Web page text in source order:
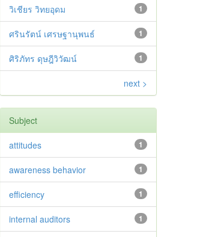
1
วิเชียร วิทยอุดม
1
ศรินรัตน์ เศรษฐานุพนธ์
1
ศิริภัทร ดุษฎีวิวัฒน์
next >
Subject
1
attitudes
1
awareness behavior
1
efficiency
1
internal auditors